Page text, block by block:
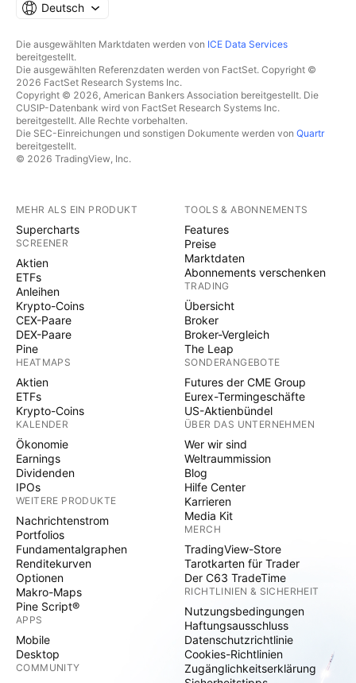
Deutsch
Die ausgewählten Marktdaten werden von ICE Data Services
bereitgestellt.
Die ausgewählten Referenzdaten werden von FactSet. Copyright ©
2026 FactSet Research Systems Inc.
Copyright © 2026, American Bankers Association bereitgestellt. Die
CUSIP-Datenbank wird von FactSet Research Systems Inc.
bereitgestellt. Alle Rechte vorbehalten.
Die SEC-Einreichungen und sonstigen Dokumente werden von Quartr
bereitgestellt.
© 2026 TradingView, Inc.
MEHR ALS EIN PRODUKT
Supercharts
SCREENER
Aktien
ETFs
Anleihen
Krypto-Coins
CEX-Paare
DEX-Paare
Pine
HEATMAPS
Aktien
ETFs
Krypto-Coins
KALENDER
Ökonomie
Earnings
Dividenden
IPOs
WEITERE PRODUKTE
Nachrichtenstrom
Portfolios
Fundamentalgraphen
Renditekurven
Optionen
Makro-Maps
Pine Script®
APPS
Mobile
Desktop
COMMUNITY
TOOLS & ABONNEMENTS
Features
Preise
Marktdaten
Abonnements verschenken
TRADING
Übersicht
Broker
Broker-Vergleich
The Leap
SONDERANGEBOTE
Futures der CME Group
Eurex-Termingeschäfte
US-Aktienbündel
ÜBER DAS UNTERNEHMEN
Wer wir sind
Weltraummission
Blog
Hilfe Center
Karrieren
Media Kit
MERCH
TradingView-Store
Tarotkarten für Trader
Der C63 TradeTime
RICHTLINIEN & SICHERHEIT
Nutzungsbedingungen
Haftungsausschluss
Datenschutzrichtlinie
Cookies-Richtlinien
Zugänglichkeitserklärung